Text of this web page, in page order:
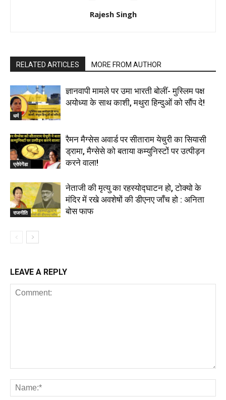
Rajesh Singh
RELATED ARTICLES MORE FROM AUTHOR
धर्म
ज्ञानवापी मामले पर उमा भारती बोलीं- मुस्लिम पक्ष
अयोध्या के साथ काशी, मथुरा हिन्दुओं को सौंप दे!
प्रोपेगेंडा
रैमन मैग्सेस अवार्ड पर सीताराम येचुरी का सियासी
ड्रामा, मैग्सेसे को बताया कम्युनिस्टों पर उत्पीड़न
करने वाला!
राजनीति
नेताजी की मृत्यु का रहस्योद्घाटन हो, टोक्यो के
मंदिर में रखे अवशेषों की डीएनए जाँच हो : अनिता
बोस फाफ
LEAVE A REPLY